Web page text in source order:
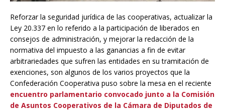
Reforzar la seguridad jurídica de las cooperativas, actualizar la
Ley 20.337 en lo referido a la participación de liberados en
consejos de administración, y mejorar la redacción de la
normativa del impuesto a las ganancias a fin de evitar
arbitrariedades que sufren las entidades en su tramitación de
exenciones, son algunos de los varios proyectos que la
Confederación Cooperativa puso sobre la mesa en el reciente
encuentro parlamentario convocado junto a la Comisión
de Asuntos Cooperativos de la Cámara de Diputados de